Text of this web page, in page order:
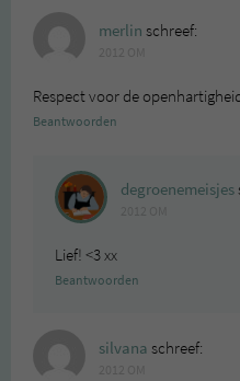
merlin schreef:
Respect voor de
Beantwoorden
degroenemeisjes
Lief! <3 xx
Beantwoorden
silvana schreef: